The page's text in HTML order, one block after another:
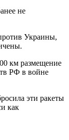
не
Украины,
км размещение
РФ в войне
эти ракеты
как